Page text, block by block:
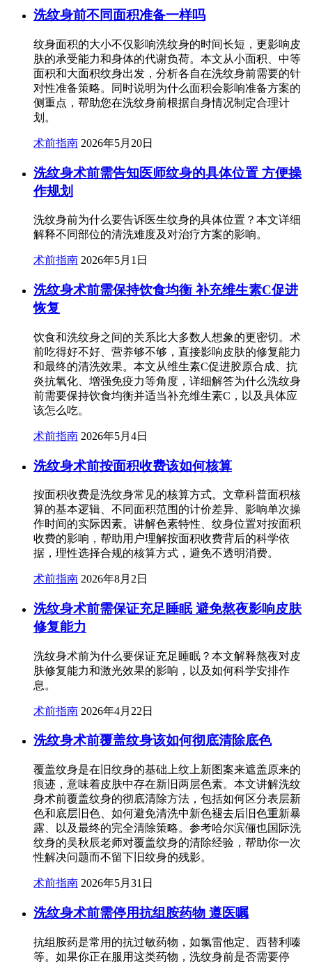
洗纹身前不同面积准备一样吗
纹身面积的大小不仅影响洗纹身的时间长短，更影响皮
肤的承受能力和身体的代谢负荷。本文从小面积、中等
面积和大面积纹身出发，分析各自在洗纹身前需要的针
对性准备策略。同时说明为什么面积会影响准备方案的
侧重点，帮助您在洗纹身前根据自身情况制定合理计
划。
术前指南 2026年5月20日
洗纹身术前需告知医师纹身的具体位置 方便操
作规划
洗纹身前为什么要告诉医生纹身的具体位置？本文详细
解释不同部位的清洗难度及对治疗方案的影响。
术前指南 2026年5月1日
洗纹身术前需保持饮食均衡 补充维生素C促进
恢复
饮食和洗纹身之间的关系比大多数人想象的更密切。术
前吃得好不好、营养够不够，直接影响皮肤的修复能力
和最终的清洗效果。本文从维生素C促进胶原合成、抗
炎抗氧化、增强免疫力等角度，详细解答为什么洗纹身
前需要保持饮食均衡并适当补充维生素C，以及具体应
该怎么吃。
术前指南 2026年5月4日
洗纹身术前按面积收费该如何核算
按面积收费是洗纹身常见的核算方式。文章科普面积核
算的基本逻辑、不同面积范围的计价差异、影响单次操
作时间的实际因素。讲解色素特性、纹身位置对按面积
收费的影响，帮助用户理解按面积收费背后的科学依
据，理性选择合规的核算方式，避免不透明消费。
术前指南 2026年8月2日
洗纹身术前需保证充足睡眠 避免熬夜影响皮肤
修复能力
洗纹身术前为什么要保证充足睡眠？本文解释熬夜对皮
肤修复能力和激光效果的影响，以及如何科学安排作
息。
术前指南 2026年4月22日
洗纹身术前覆盖纹身该如何彻底清除底色
覆盖纹身是在旧纹身的基础上纹上新图案来遮盖原来的
痕迹，意味着皮肤中存在新旧两层色素。本文讲解洗纹
身术前覆盖纹身的彻底清除方法，包括如何区分表层新
色和底层旧色、如何避免清洗中新色褪去后旧色重新暴
露、以及最终的完全清除策略。参考哈尔滨俪也国际洗
纹身的吴秋辰老师对覆盖纹身的清除经验，帮助你一次
性解决问题而不留下旧纹身的残影。
术前指南 2026年5月31日
洗纹身术前需停用抗组胺药物 遵医嘱
抗组胺药是常用的抗过敏药物，如氯雷他定、西替利嗪
等。如果你正在服用这类药物，洗纹身前是否需要停